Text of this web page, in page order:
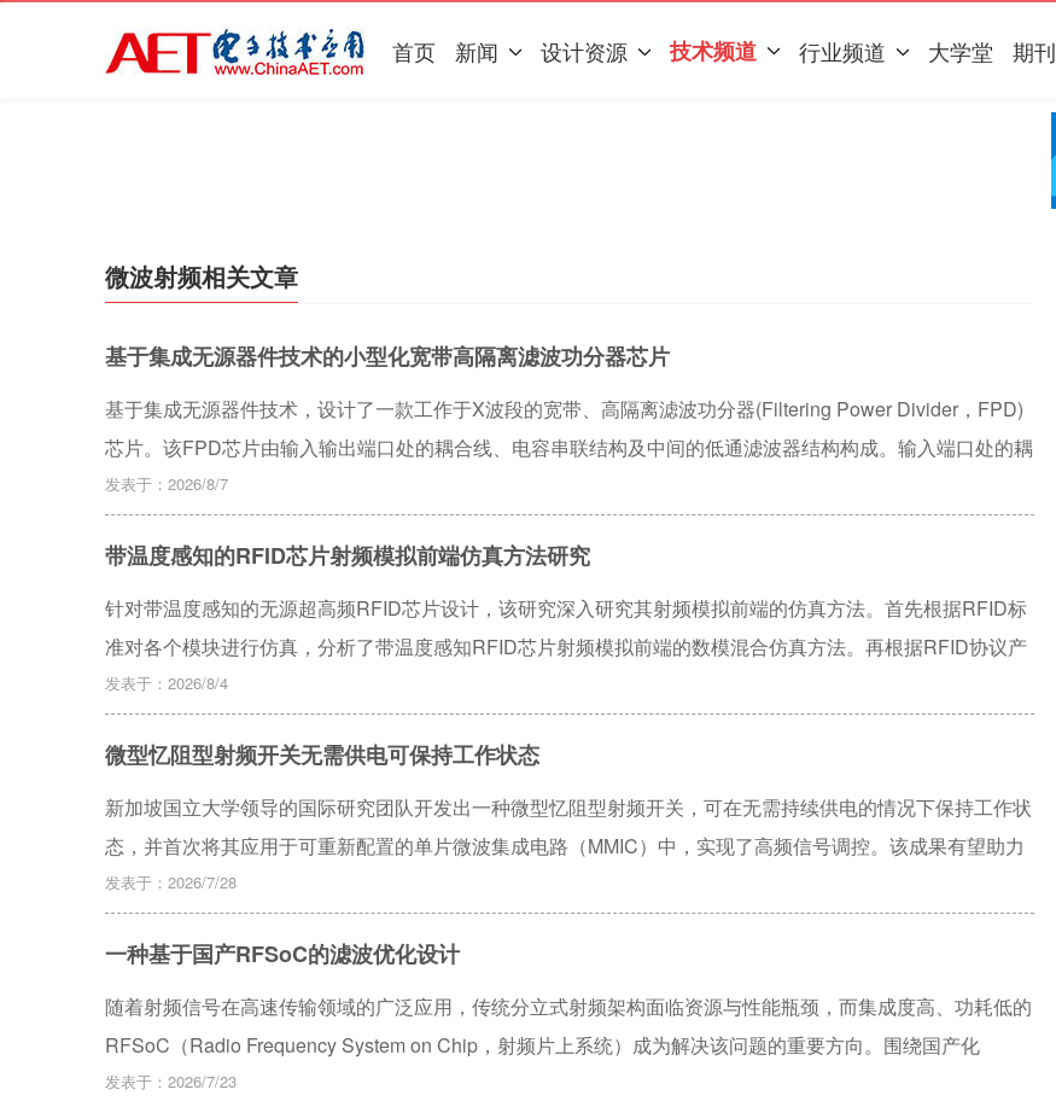
首页 新闻 设计资源 技术频道 行业频道 大学堂 期刊
微波射频相关文章
基于集成无源器件技术的小型化宽带高隔离滤波功分器芯片
基于集成无源器件技术，设计了一款工作于X波段的宽带、高隔离滤波功分器(Filtering Power Divider，FPD)
芯片。该FPD芯片由输入输出端口处的耦合线、电容串联结构及中间的低通滤波器结构构成。输入端口处的耦
合线、电容串联结构用于端口阻抗匹配；基于电感磁耦合结构的低通滤波器与输出端口处的耦合线、电容串联
结构实现了FPD芯片的频率选择功能。上述结构间的电阻实现了FPD芯片的高隔离度。测试结果表明，该滤波
功分器工作频率覆盖8~12 GHz,带内回波损耗小于-15 dB,典型带内插损小于2 dB,隔离度大于24 dB。芯片尺寸
为0.93 mm×1.09 mm。
发表于：2026/8/7
带温度感知的RFID芯片射频模拟前端仿真方法研究
针对带温度感知的无源超高频RFID芯片设计，该研究深入研究其射频模拟前端的仿真方法。首先根据RFID标
准对各个模块进行仿真，分析了带温度感知RFID芯片射频模拟前端的数模混合仿真方法。再根据RFID协议产
生激励信号验证无源超高频RFID芯片的功能，进行芯片系统仿真。最后对芯片测试结果进行了分析。
发表于：2026/8/4
微型忆阻型射频开关无需供电可保持工作状态
新加坡国立大学领导的国际研究团队开发出一种微型忆阻型射频开关，可在无需持续供电的情况下保持工作状
态，并首次将其应用于可重新配置的单片微波集成电路（MMIC）中，实现了高频信号调控。该成果有望助力
5G和6G射频芯片向更小尺寸、更低功耗方向发展。相关成果发表于新一期《自然》杂志。
发表于：2026/7/28
一种基于国产RFSoC的滤波优化设计
随着射频信号在高速传输领域的广泛应用，传统分立式射频架构面临资源与性能瓶颈，而集成度高、功耗低的
RFSoC（Radio Frequency System on Chip，射频片上系统）成为解决该问题的重要方向。围绕国产化
RFSoC的滤波优化处理展开研究，提出一种利用SUPERDSP对国产化RFSoC采样后的高速数据进行滤波的
发表于：2026/7/23